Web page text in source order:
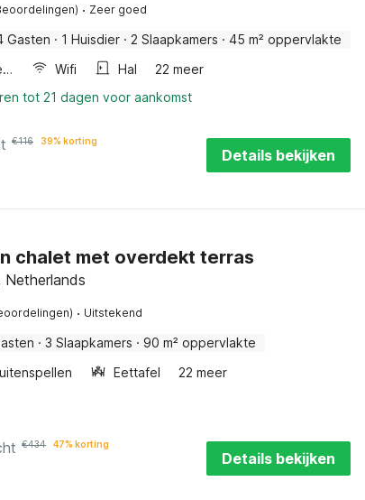
· Zeer goed
Gasten · 1 Huisdier · 2 Slaapkamers · 45 m² oppervlakte
Combimagnetron
Wifi Hal
22 meer
tot 21 dagen voor aankomst
€116 39% korting
Details bekijken
chalet met overdekt terras
· Uitstekend
· 3 Slaapkamers · 90 m² oppervlakte
Eettafel 22 meer
€434 47% korting
Details bekijken